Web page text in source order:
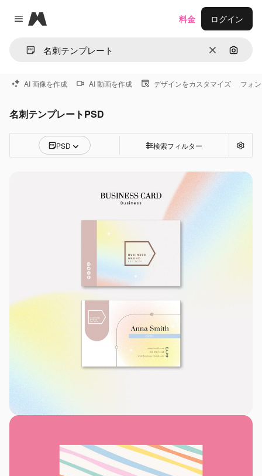
Close menu
Magnific
消去 画像で
料金 ログイン
AI 画像を作成 AI 動画を作成 デザインをカスタマイズ フォ
名刺テンプレートPSD
PSD 検索フィルター